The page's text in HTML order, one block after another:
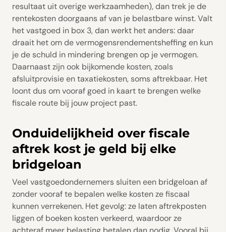
resultaat uit overige werkzaamheden), dan trek je de
rentekosten doorgaans af van je belastbare winst. Valt
het vastgoed in box 3, dan werkt het anders: daar
draait het om de vermogensrendementsheffing en kun
je de schuld in mindering brengen op je vermogen.
Daarnaast zijn ook bijkomende kosten, zoals
afsluitprovisie en taxatiekosten, soms aftrekbaar. Het
loont dus om vooraf goed in kaart te brengen welke
fiscale route bij jouw project past.
Onduidelijkheid over fiscale
aftrek kost je geld bij elke
bridgeloan
Veel vastgoedondernemers sluiten een bridgeloan af
zonder vooraf te bepalen welke kosten ze fiscaal
kunnen verrekenen. Het gevolg: ze laten aftrekposten
liggen of boeken kosten verkeerd, waardoor ze